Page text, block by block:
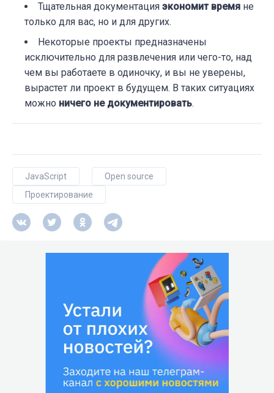
Тщательная документация экономит время не
только для вас, но и для других.
Некоторые проекты предназначены
исключительно для развлечения или чего-то, над
чем вы работаете в одиночку, и вы не уверены,
вырастет ли проект в будущем. В таких ситуациях
можно ничего не документировать.
JavaScript
Open source
Проектирование